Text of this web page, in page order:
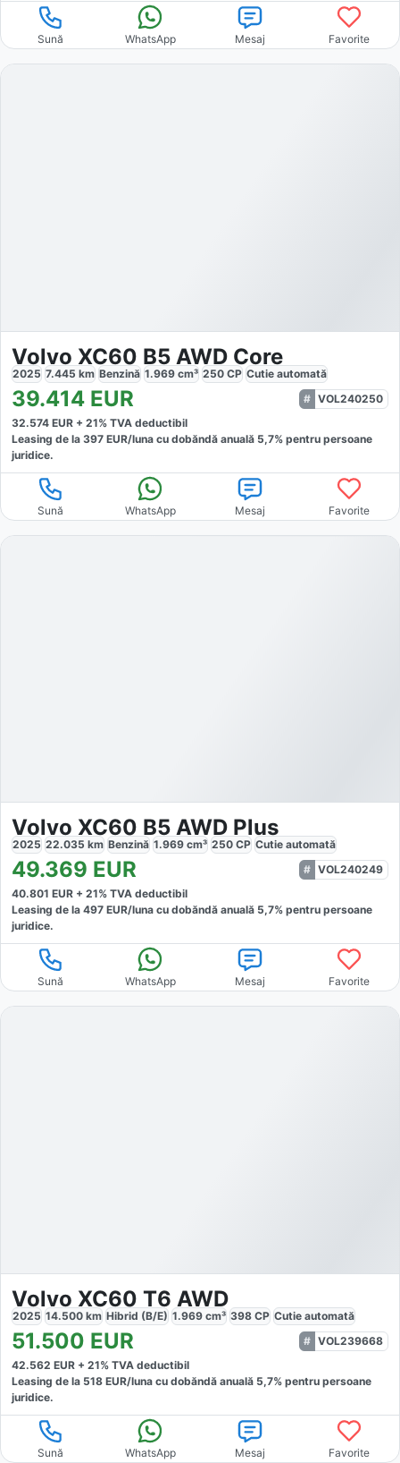
Sună WhatsApp Mesaj Favorite
Volvo XC60 B5 AWD Core
2025 7.445 km Benzină 1.969 cm³ 250 CP Cutie automată
39.414 EUR
VOL240250
32.574 EUR + 21% TVA deductibil
Leasing de la 397 EUR/luna cu dobăndă anuală 5,7% pentru persoane
juridice.
Sună WhatsApp Mesaj Favorite
Volvo XC60 B5 AWD Plus
2025 22.035 km Benzină 1.969 cm³ 250 CP Cutie automată
49.369 EUR
VOL240249
40.801 EUR + 21% TVA deductibil
Leasing de la 497 EUR/luna cu dobăndă anuală 5,7% pentru persoane
juridice.
Sună WhatsApp Mesaj Favorite
Volvo XC60 T6 AWD
2025 14.500 km Hibrid (B/E) 1.969 cm³ 398 CP Cutie automată
51.500 EUR
VOL239668
42.562 EUR + 21% TVA deductibil
Leasing de la 518 EUR/luna cu dobăndă anuală 5,7% pentru persoane
juridice.
Sună WhatsApp Mesaj Favorite